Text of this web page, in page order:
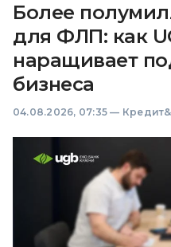
Более
для ФЛП: как
наращивает
бизнеса
04.08.2026, 07:35 —